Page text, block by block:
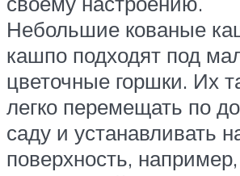
Небольшие кованые
кашпо подходят под
цветочные горшки. Их
легко перемещать по
саду и устанавливать
поверхность,